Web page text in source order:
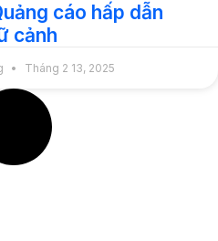
cáo hấp dẫn
cảnh
Tháng 2 13, 2025